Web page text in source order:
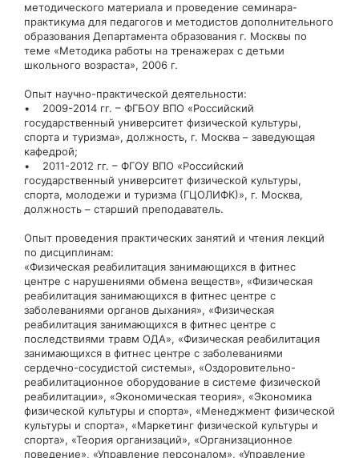
методического материала и проведение семинара-
практикума для педагогов и методистов дополнительного
образования Департамента образования г. Москвы по
теме «Методика работы на тренажерах с детьми
школьного возраста», 2006 г.
Опыт научно-практической деятельности:
• 2009-2014 гг. – ФГБОУ ВПО «Российский
государственный университет физической культуры,
спорта и туризма», должность, г. Москва – заведующая
кафедрой;
• 2011-2012 гг. – ФГОУ ВПО «Российский
государственный университет физической культуры,
спорта, молодежи и туризма (ГЦОЛИФК)», г. Москва,
должность – старший преподаватель.
Опыт проведения практических занятий и чтения лекций
по дисциплинам:
«Физическая реабилитация занимающихся в фитнес
центре с нарушениями обмена веществ», «Физическая
реабилитация занимающихся в фитнес центре с
заболеваниями органов дыхания», «Физическая
реабилитация занимающихся в фитнес центре с
последствиями травм ОДА», «Физическая реабилитация
занимающихся в фитнес центре с заболеваниями
сердечно-сосудистой системы», «Оздоровительно-
реабилитационное оборудование в системе физической
реабилитации», «Экономическая теория», «Экономика
физической культуры и спорта», «Менеджмент физической
культуры и спорта», «Маркетинг физической культуры и
спорта», «Теория организаций», «Организационное
поведение», «Управление персоналом», «Управление